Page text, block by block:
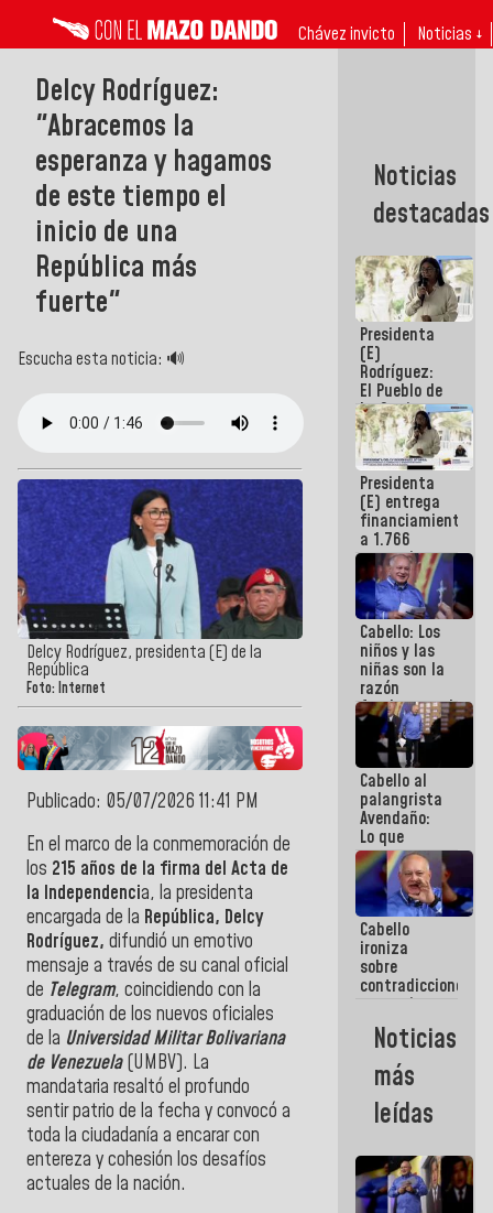
Chávez invicto Noticias ↓
Delcy Rodríguez:
"Abracemos la
esperanza y hagamos
de este tiempo el
inicio de una
República más
fuerte"
Escucha esta noticia: 🔊
Delcy Rodríguez, presidenta (E) de la
República
Foto: Internet
Publicado: 05/07/2026 11:41 PM
En el marco de la conmemoración de
los 215 años de la firma del Acta de
la Independencia, la presidenta
encargada de la República, Delcy
Rodríguez, difundió un emotivo
mensaje a través de su canal oficial
de Telegram, coincidiendo con la
graduación de los nuevos oficiales
de la Universidad Militar Bolivariana
de Venezuela(UMBV). La
mandataria resaltó el profundo
sentir patrio de la fecha y convocó a
toda la ciudadanía a encarar con
entereza y cohesión los desafíos
actuales de la nación.
Noticias
destacadas
Presidenta
(E)
Rodríguez:
El Pueblo de
La Guaira
siempre
estará
acompañada
por el
Gobierno
Nacional
Presidenta
(E) entrega
financiamientos
a 1.766
comerciantes
y
emprendedores
afectados
por
terremotos
Cabello: Los
niños y las
niñas son la
razón
fundamental
de todo lo
que
estamos
haciendo
Cabello al
palangrista
Avendaño:
Lo que
vayas a
escribir
hazlo hoy
por que no
sabemos si
la semana
que viene
hay
programa
Cabello
ironiza
sobre
contradicciones
y mentiras
de María
Machado:
¡Créanle!
Noticias
más
leídas